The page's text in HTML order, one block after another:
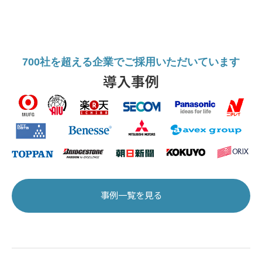
700社を超える企業でご採用いただいています
導入事例
事例一覧を見る